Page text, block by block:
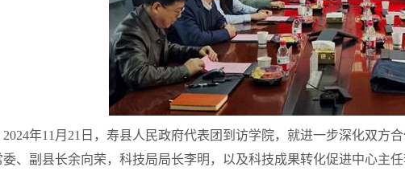
2024年11 月 21 日，寿县人民政府代表团到访学院，就进一步深化双方
委、副县长余向荣，科技局局长李明，以及科技成果转化促进中心主